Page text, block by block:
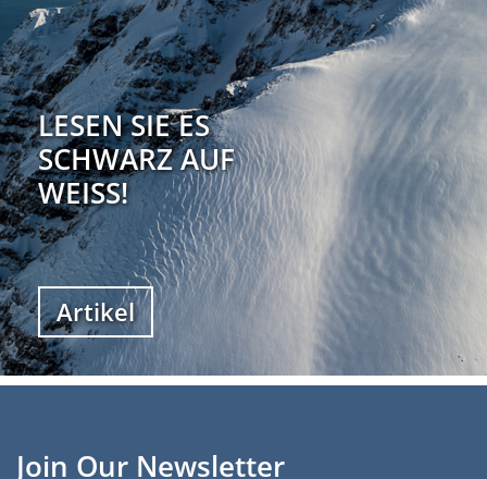
LESEN SIE ES
SCHWARZ AUF
WEISS!
Artikel
Join Our Newsletter